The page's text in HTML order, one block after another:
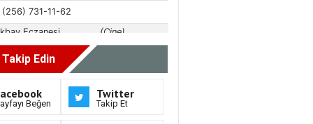
Edin
Beğen
Twitter
Takip Et